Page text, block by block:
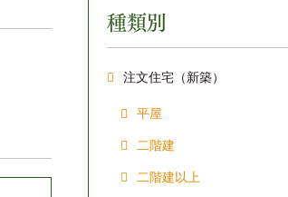
種類別
注文住宅（新築）
平屋
二階建
二階建以上